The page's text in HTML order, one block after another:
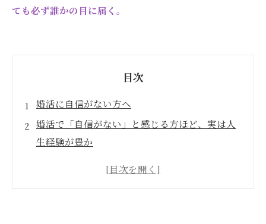
ても必ず誰かの目に届く。
目次
婚活に自信がない方へ
婚活で「自信がない」と感じる方ほど、実は人
生経験が豊か